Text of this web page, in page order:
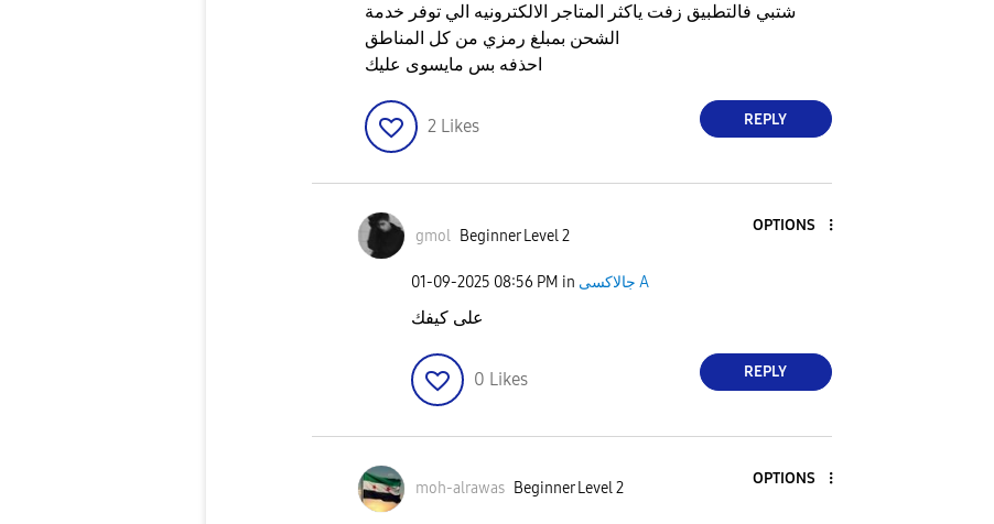
شتبي فالتطبيق زفت ياكثر المتاجر الالكترونيه الي توفر خدمة
الشحن بمبلغ رمزي من كل المناطق
احذفه بس مايسوى عليك
2 Likes REPLY
gmol Beginner Level 2
OPTIONS
‎01-09-2025 08:56 PM in جالاكسى A
على كيفك
0 Likes REPLY
moh-alrawas Beginner Level 2
OPTIONS